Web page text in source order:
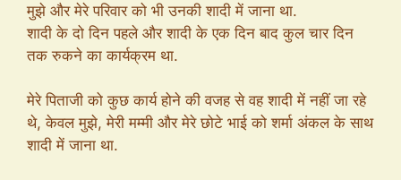
मुझे और मेरे परिवार को भी उनकी शादी में जाना था.
शादी के दो दिन पहले और शादी के एक दिन बाद कुल चार दिन
तक रुकने का कार्यक्रम था.
मेरे पिताजी को कुछ कार्य होने की वजह से वह शादी में नहीं जा रहे
थे, केवल मुझे, मेरी मम्मी और मेरे छोटे भाई को शर्मा अंकल के साथ
शादी में जाना था.